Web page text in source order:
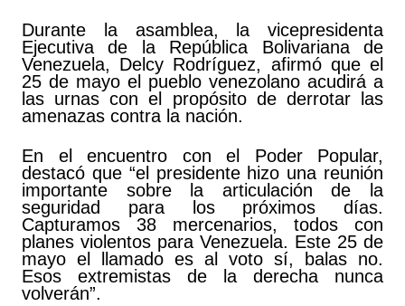
Durante la asamblea, la vicepresidenta
Ejecutiva de la República Bolivariana de
Venezuela, Delcy Rodríguez, afirmó que el
25 de mayo el pueblo venezolano acudirá a
las urnas con el propósito de derrotar las
amenazas contra la nación.
En el encuentro con el Poder Popular,
destacó que “el presidente hizo una reunión
importante sobre la articulación de la
seguridad para los próximos días.
Capturamos 38 mercenarios, todos con
planes violentos para Venezuela. Este 25 de
mayo el llamado es al voto sí, balas no.
Esos extremistas de la derecha nunca
volverán”.